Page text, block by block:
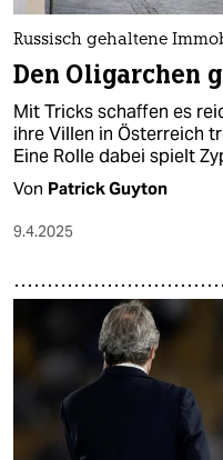
Russisch gehaltene
Den Oligarchen
Mit Tricks schaffen es
ihre Villen in Österreich
Eine Rolle dabei spielt
Von Patrick Guyton
9.4.2025